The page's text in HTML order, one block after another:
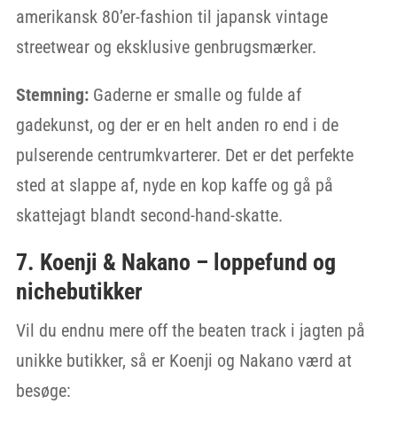
amerikansk 80’er-fashion til japansk vintage
streetwear og eksklusive genbrugsmærker.
Stemning:Gaderne er smalle og fulde af
gadekunst, og der er en helt anden ro end i de
pulserende centrumkvarterer. Det er det perfekte
sted at slappe af, nyde en kop kaffe og gå på
skattejagt blandt second-hand-skatte.
7. Koenji & Nakano – loppefund og
nichebutikker
Vil du endnu mere off the beaten track i jagten på
unikke butikker, så er Koenji og Nakano værd at
besøge: